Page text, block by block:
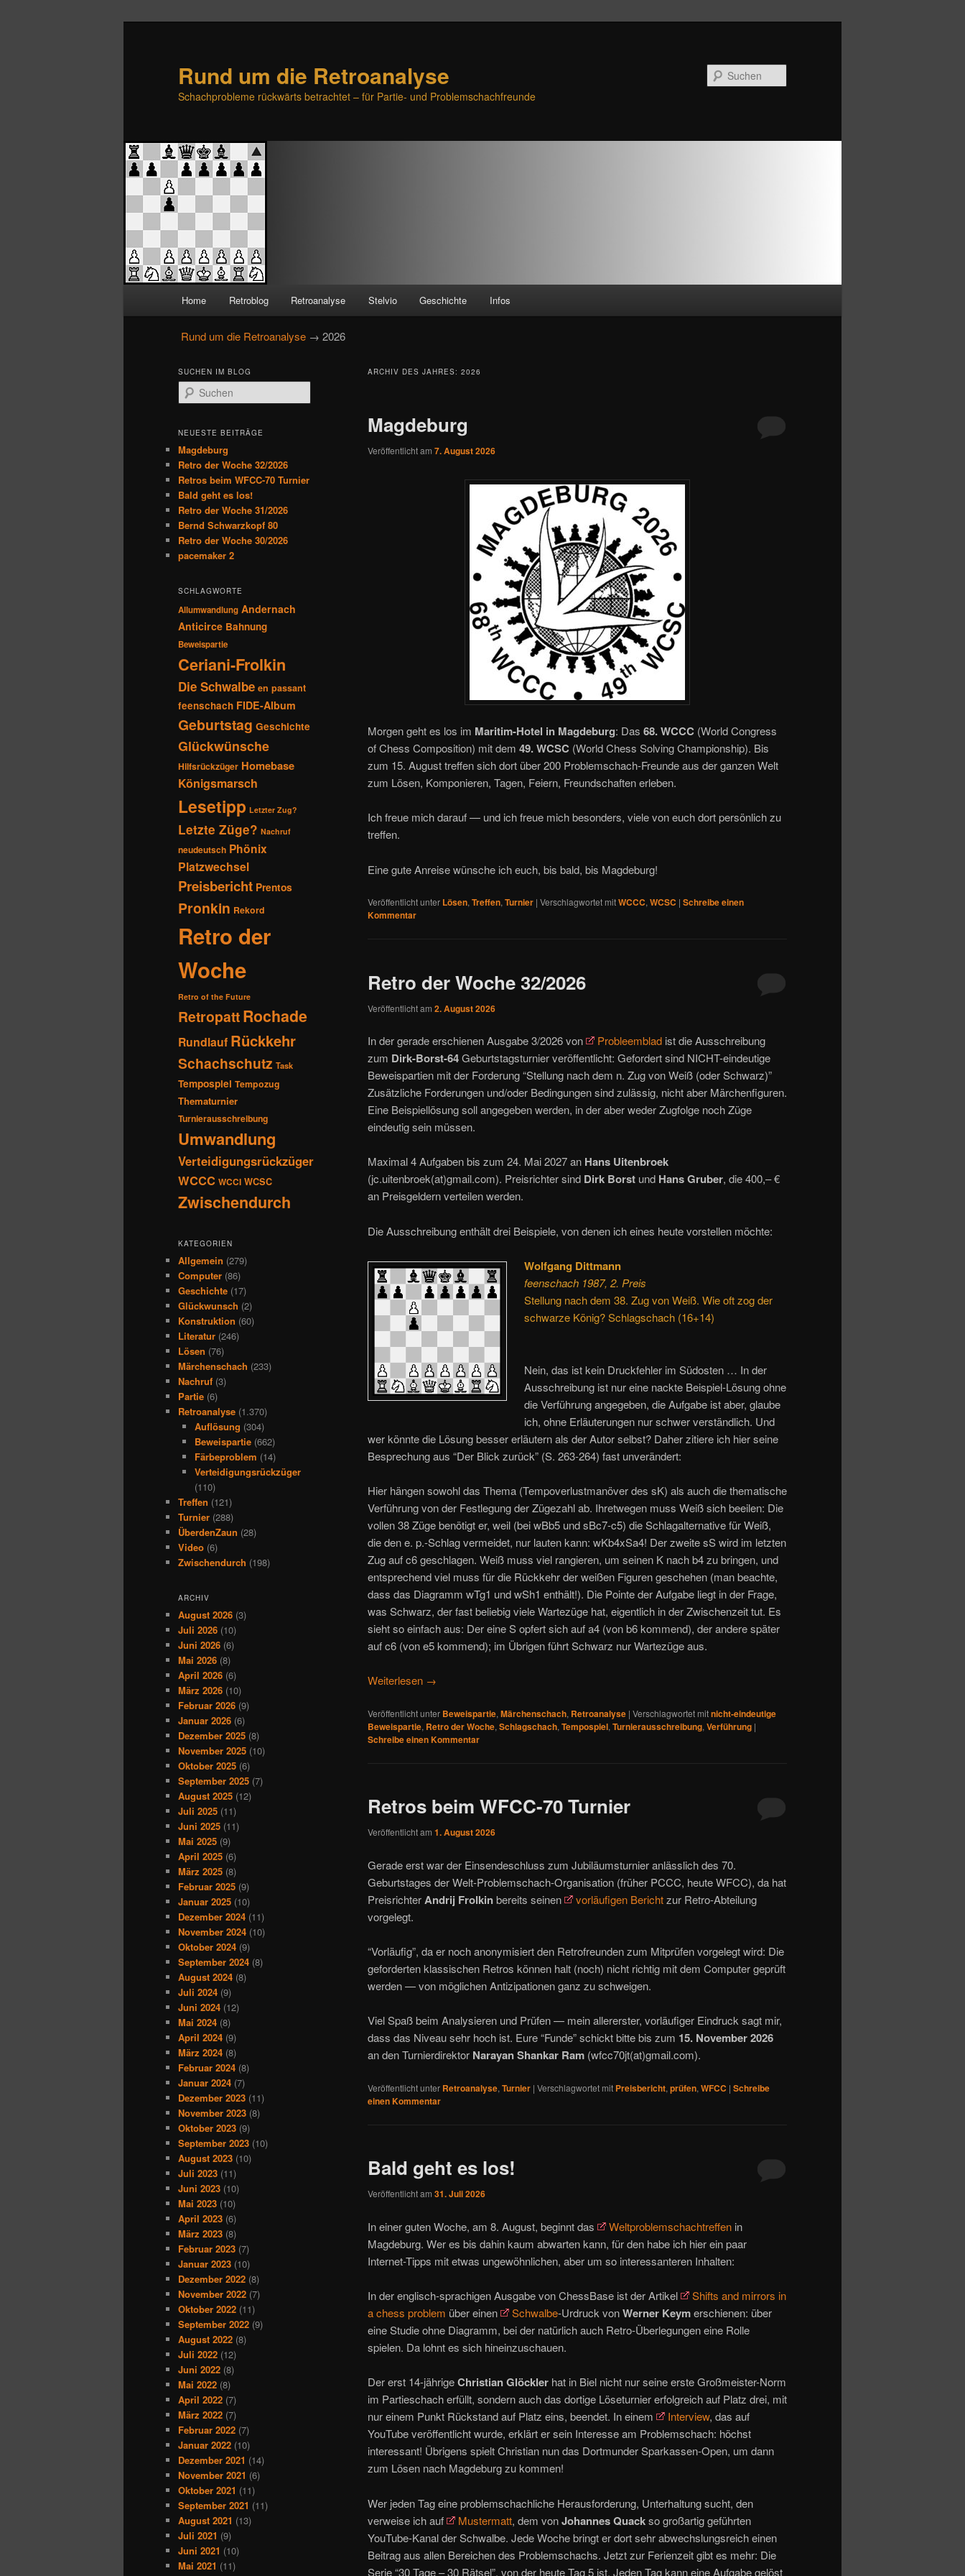
Rund um die Retroanalyse
Schachprobleme rückwärts betrachtet – für Partie- und Problemschachfreunde
Zum
primären
Inhalt
springen
Zum
sekundären
Inhalt
springen
Home Retroblog Retroanalyse Stelvio Geschichte Infos
Rund um die Retroanalyse → 2026
ARCHIV DES JAHRES: 2026
Magdeburg
Veröffentlicht am 7. August 2026
Morgen geht es los im Maritim-Hotel in Magdeburg: Das 68. WCCC (World Congress
of Chess Composition) mit dem 49. WCSC (World Chess Solving Championship). Bis
zum 15. August treffen sich dort über 200 Problemschach-Freunde aus der ganzen Welt
zum Lösen, Komponieren, Tagen, Feiern, Freundschaften erleben.
Ich freue mich darauf — und ich freue mich besonders, viele von euch dort persönlich zu
treffen.
Eine gute Anreise wünsche ich euch, bis bald, bis Magdeburg!
Veröffentlicht unter Lösen, Treffen, Turnier | Verschlagwortet mitWCCC, WCSC | Schreibe einen
Kommentar
Retro der Woche 32/2026
Veröffentlicht am 2. August 2026
In der gerade erschienen Ausgabe 3/2026 von Probleemblad ist die Ausschreibung
zum Dirk-Borst-64Geburtstagsturnier veröffentlicht: Gefordert sind NICHT-eindeutige
Beweispartien mit der Forderung “Stellung nach dem n. Zug von Weiß (oder Schwarz)”
Zusätzliche Forderungen und/oder Bedingungen sind zulässig, nicht aber Märchenfiguren.
Eine Beispiellösung soll angegeben werden, in der aber weder Zugfolge noch Züge
eindeutig sein müssen.
Maximal 4 Aufgaben bis zum 24. Mai 2027 an Hans Uitenbroek
(jc.uitenbroek(at)gmail.com). Preisrichter sind Dirk Borst und Hans Gruber, die 400,– €
an Preisgeldern verteilen werden.
Die Ausschreibung enthält drei Beispiele, von denen ich eines heute vorstellen möchte:
Wolfgang Dittmann
feenschach 1987, 2. Preis
Stellung nach dem 38. Zug von Weiß. Wie oft zog der
schwarze König? Schlagschach (16+14)
Nein, das ist kein Druckfehler im Südosten … In der
Ausschreibung ist nur eine nackte Beispiel-Lösung ohne
die Verführung angegeben, die Aufgabe ist aber, glaube
ich, ohne Erläuterungen nur schwer verständlich. Und
wer könnte die Lösung besser erläutern als der Autor selbst? Daher zitiere ich hier seine
Besprechung aus “Der Blick zurück” (S. 263-264) fast unverändert:
Hier hängen sowohl das Thema (Tempoverlustmanöver des sK) als auch die thematische
Verführung von der Festlegung der Zügezahl ab. Ihretwegen muss Weiß sich beeilen: Die
vollen 38 Züge benötigt er, weil (bei wBb5 und sBc7-c5) die Schlagalternative für Weiß,
die den e. p.-Schlag vermeidet, nur lauten kann: wKb4xSa4! Der zweite sS wird im letzten
Zug auf c6 geschlagen. Weiß muss viel rangieren, um seinen K nach b4 zu bringen, und
entsprechend viel muss für die Rückkehr der weißen Figuren geschehen (man beachte,
dass das Diagramm wTg1 und wSh1 enthält!). Die Pointe der Aufgabe liegt in der Frage,
was Schwarz, der fast beliebig viele Wartezüge hat, eigentlich in der Zwischenzeit tut. Es
sieht so einfach aus: Der eine S opfert sich auf a4 (von b6 kommend), der andere später
auf c6 (von e5 kommend); im Übrigen führt Schwarz nur Wartezüge aus.
Weiterlesen →
Veröffentlicht unter Beweispartie, Märchenschach, Retroanalyse | Verschlagwortet mitnicht-eindeutige
Beweispartie, Retro der Woche, Schlagschach, Tempospiel, Turnierausschreibung, Verführung |
Schreibe einen Kommentar
Retros beim WFCC-70 Turnier
Veröffentlicht am 1. August 2026
Gerade erst war der Einsendeschluss zum Jubiläumsturnier anlässlich des 70.
Geburtstages der Welt-Problemschach-Organisation (früher PCCC, heute WFCC), da hat
PreisrichterAndrij Frolkinbereits seinen vorläufigen Berichtzur Retro-Abteilung
vorgelegt.
“Vorläufig”, da er noch anonymisiert den Retrofreunden zum Mitprüfen vorgelegt wird: Die
geforderten klassischen Retros können halt (noch) nicht richtig mit dem Computer geprüft
werden — von möglichen Antizipationen ganz zu schweigen.
Viel Spaß beim Analysieren und Prüfen — mein allererster, vorläufiger Eindruck sagt mir,
dass das Niveau sehr hoch ist. Eure “Funde” schickt bitte bis zum 15. November 2026
an den Turnierdirektor Narayan Shankar Ram (wfcc70jt(at)gmail.com).
Veröffentlicht unter Retroanalyse, Turnier | Verschlagwortet mit Preisbericht, prüfen, WFCC | Schreibe
einen Kommentar
Bald geht es los!
Veröffentlicht am 31. Juli 2026
In einer guten Woche, am 8. August, beginnt das Weltproblemschachtreffen in
Magdeburg. Wer es bis dahin kaum abwarten kann, für den habe ich hier ein paar
Internet-Tipps mit etwas ungewöhnlichen, aber um so interessanteren Inhalten:
In der englisch-sprachigen Ausgabe von ChessBase ist der Artikel
Shifts and mirrors in
a chess problem über einen Schwalbe-Urdruck vonWerner Keymerschienen: über
eine Studie ohne Diagramm, bei der natürlich auch Retro-Überlegungen eine Rolle
spielen. Da lohnt es sich hineinzuschauen.
Der erst 14-jährigeChristian Glöckler hat in Biel nicht nur seine erste Großmeister-Norm
im Partieschach erfüllt, sondern auch das dortige Löseturnier erfolgreich auf Platz drei, mit
nur einem Punkt Rückstand auf Platz eins, beendet. In einem
Interview, das auf
YouTube veröffentlicht wurde, erklärt er sein Interesse am Problemschach: höchst
interessant! Übrigens spielt Christian nun das Dortmunder Sparkassen-Open, um dann
zum Lösen nach Magdeburg zu kommen!
Wer jeden Tag eine problemschachliche Herausforderung, Unterhaltung sucht, den
verweise ich auf
Mustermatt, dem vonJohannes Quackso großartig geführten
YouTube-Kanal der Schwalbe. Jede Woche bringt er dort sehr abwechslungsreich einen
Beitrag aus allen Bereichen des Problemschachs. Jetzt zur Ferienzeit gibt es mehr: Die
Serie “30 Tage – 30 Rätsel”, von der heute Tag 5 ist. Jeden Tag kann eine Aufgabe gelöst
SUCHEN IM BLOG
u
h
n
NEUESTE BEITRÄGE
Magdeburg
Retro der Woche 32/2026
Retros beim WFCC-70 Turnier
Bald geht es los!
Retro der Woche 31/2026
Bernd Schwarzkopf 80
Retro der Woche 30/2026
pacemaker 2
SCHLAGWORTE
Allumwandlung Andernach
Anticirce Bahnung
Beweispartie
Ceriani-Frolkin
Die Schwalbe en passant
feenschach FIDE-Album
Geburtstag Geschichte
Glückwünsche
Hilfsrückzüger Homebase
Königsmarsch
Lesetipp Letzter Zug?
Letzte Züge? Nachruf
neudeutsch Phönix
Platzwechsel
Preisbericht Prentos
Pronkin Rekord
Retro der
Woche
Retro of the Future
RetropattRochade
Rundlauf Rückkehr
Schachschutz Task
Tempospiel Tempozug
Thematurnier
Turnierausschreibung
Umwandlung
Verteidigungsrückzüger
WCCC WCCI WCSC
Zwischendurch
KATEGORIEN
Allgemein (279)
Computer (86)
Geschichte (17)
Glückwunsch (2)
Konstruktion (60)
Literatur (246)
Lösen (76)
Märchenschach (233)
Nachruf (3)
Partie (6)
Retroanalyse (1.370)
Auflösung (304)
Beweispartie(662)
Färbeproblem (14)
Verteidigungsrückzüger
(110)
Treffen (121)
Turnier (288)
ÜberdenZaun (28)
Video (6)
Zwischendurch (198)
ARCHIV
August 2026 (3)
Juli 2026 (10)
Juni 2026 (6)
Mai 2026 (8)
April 2026 (6)
März 2026 (10)
Februar 2026 (9)
Januar 2026 (6)
Dezember 2025 (8)
November 2025 (10)
Oktober 2025 (6)
September 2025 (7)
August 2025 (12)
Juli 2025 (11)
Juni 2025 (11)
Mai 2025 (9)
April 2025 (6)
März 2025 (8)
Februar 2025 (9)
Januar 2025 (10)
Dezember 2024 (11)
November 2024 (10)
Oktober 2024 (9)
September 2024 (8)
August 2024 (8)
Juli 2024 (9)
Juni 2024 (12)
Mai 2024 (8)
April 2024 (9)
März 2024 (8)
Februar 2024 (8)
Januar 2024 (7)
Dezember 2023 (11)
November 2023 (8)
Oktober 2023 (9)
September 2023 (10)
August 2023 (10)
Juli 2023 (11)
Juni 2023 (10)
Mai 2023 (10)
April 2023 (6)
März 2023 (8)
Februar 2023 (7)
Januar 2023 (10)
Dezember 2022 (8)
November 2022 (7)
Oktober 2022 (11)
September 2022 (9)
August 2022 (8)
Juli 2022 (12)
Juni 2022 (8)
Mai 2022 (8)
April 2022 (7)
März 2022 (7)
Februar 2022 (7)
Januar 2022 (10)
Dezember 2021 (14)
November 2021 (6)
Oktober 2021 (11)
September 2021 (11)
August 2021 (13)
Juli 2021 (9)
Juni 2021 (10)
Mai 2021 (11)